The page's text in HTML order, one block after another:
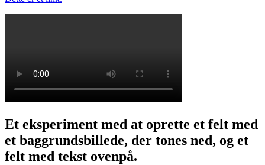
Et eksperiment med at oprette et felt med
et baggrundsbillede, der tones ned, og et
felt med tekst ovenpå.